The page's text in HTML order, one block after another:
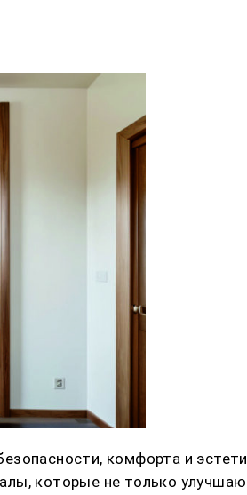
комфорта и
которые не только